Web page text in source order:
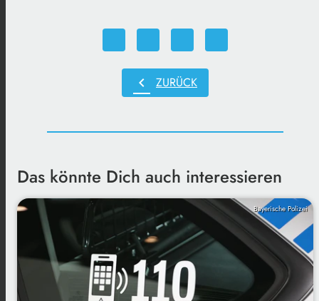
chevron_left ZURÜCK
Das könnte Dich auch interessieren
Bayerische Polizei